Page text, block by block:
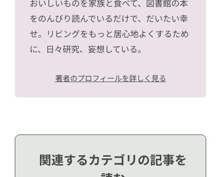
おいしいものを家族と食べて、図書館の本
をのんびり読んでいるだけで、だいたい幸
せ。リビングをもっと居心地よくするため
に、日々研究、妄想している。
著者のプロフィールを詳しく見る
関連するカテゴリの記事を